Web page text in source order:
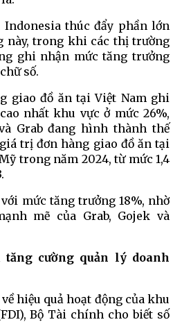
thúc đẩy phần lớn
này, trong khi các thị trường
ghi nhận mức tăng trưởng
số.
giao đồ ăn tại Việt Nam ghi
nhất khu vực ở mức 26%,
Grab đang hình thành thế
trị đơn hàng giao đồ ăn tại
trong năm 2024, từ mức 1,4
mức tăng trưởng 18%, nhờ
mẽ của Grab, Gojek và
cường quản lý doanh
hiệu quả hoạt động của khu
Bộ Tài chính cho biết số